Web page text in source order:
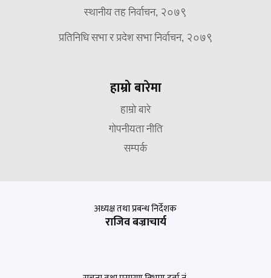
स्थानीय तह निर्वाचन, २०७९
प्रतिनिधि सभा र प्रदेश सभा निर्वाचन, २०७९
हाम्रो बारेमा
हाम्रो बारे
गोपनीयता नीति
सम्पर्क
अध्यक्ष तथा प्रबन्ध निर्देशक
राजिव बज्राचार्य